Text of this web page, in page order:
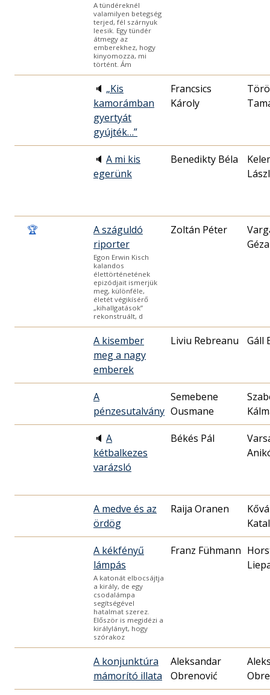
A tündéreknél
valamilyen betegség
terjed, fél szárnyuk
leesik. Egy tündér
átmegy az
emberekhez, hogy
kinyomozza, mi
történt. Ám
🔈 „Kis
kamorámban
gyertyát
gyújték…”
Francsics
Károly
🔈 A mi kis
egerünk
Benedikty Béla
🏆
A száguldó
riporter
Egon Erwin Kisch
kalandos
élettörténetének
epizódjait ismerjük
meg, különféle,
életét végikísérő
„kihallgatások”
rekonstruált, d
Zoltán Péter
Géza
A kisember
meg a nagy
emberek
Liviu Rebreanu Gáll
A
pénzesutalvány
Semebene
Ousmane
🔈 A
kétbalkezes
varázsló
Békés Pál
A medve és az
ördög
Raija Oranen
A kékfényű
lámpás
A katonát elbocsájtja
a király, de egy
csodalámpa
segítségével
hatalmat szerez.
Először is megidézi a
királylányt, hogy
szórakoz
Franz Fühmann
A konjunktúra
mámorító illata
Aleksandar
Obrenović